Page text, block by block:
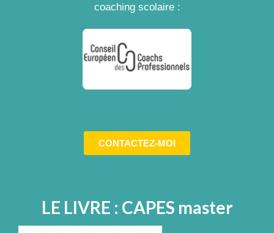
coaching scolaire :
CONTACTEZ-MOI
LE LIVRE : CAPES master